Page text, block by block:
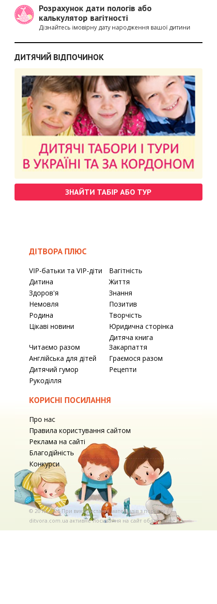
Розрахунок дати пологів або
калькулятор вагітності
Дізнайтесь імовірну дату народження вашої дитини
ДИТЯЧИЙ ВІДПОЧИНОК
ЗНАЙТИ ТАБІР АБО ТУР
ДІТВОРА ПЛЮС
VIP-батьки та VIP-діти
Вагітність
Дитина
Життя
Здоров'я
Знання
Немовля
Позитив
Родина
Творчість
Цікаві новини
Юридична сторінка
Читаємо разом
Дитяча книга
Закарпаття
Англійська для дітей
Граємося разом
Дитячий гумор
Рецепти
Рукоділля
КОРИСНІ ПОСИЛАННЯ
Про нас
Правила користування сайтом
Реклама на сайті
Благодійність
Конкурси
© 2010-2026 При використаннi матерiалiв з порталу
ditvora.com.ua активне посилання на сайт обов'язкове. .